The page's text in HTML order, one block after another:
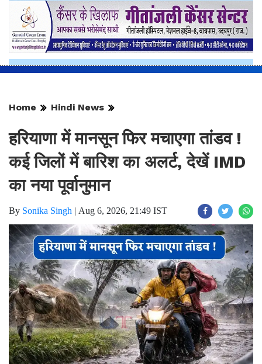
Home Hindi News
हरियाणा में मानसून फिर मचाएगा तांडव !
कई जिलों में बारिश का अलर्ट, देखें IMD
का नया पूर्वानुमान
By Sonika Singh | Aug 6, 2026, 21:49 IST